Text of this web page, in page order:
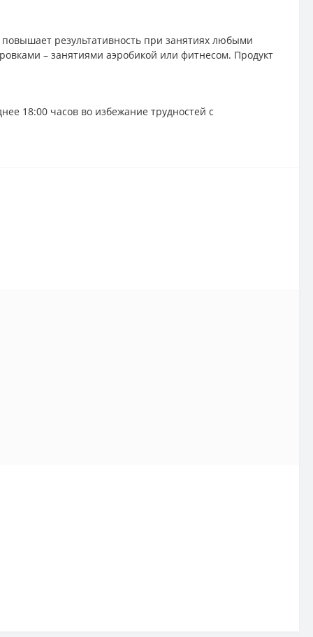
результативность при занятиях любыми
– занятиями аэробикой или фитнесом. Продукт
18:00 часов во избежание трудностей с